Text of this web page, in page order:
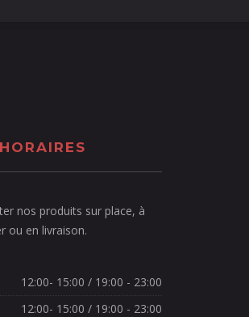
nos produits sur place, à
ou en livraison.
12:00- 15:00 / 19:00 - 23:00
12:00- 15:00 / 19:00 - 23:00